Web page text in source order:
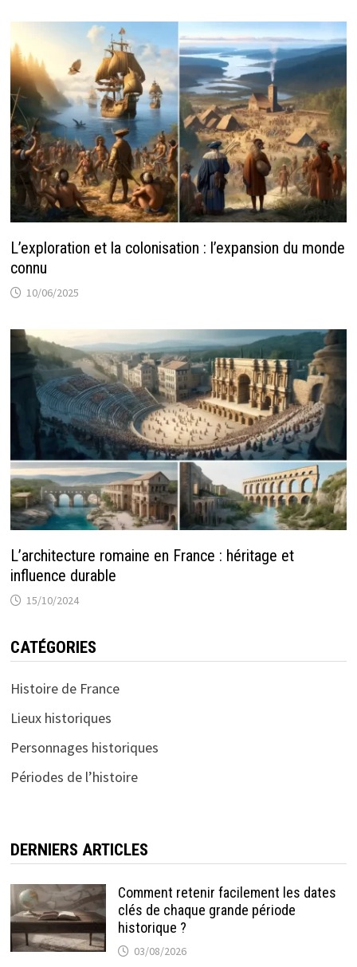
L’exploration et la colonisation : l’expansion du monde
connu
10/06/2025
L’architecture romaine en France : héritage et
influence durable
15/10/2024
CATÉGORIES
Histoire de France
Lieux historiques
Personnages historiques
Périodes de l’histoire
DERNIERS ARTICLES
Comment retenir facilement les dates
clés de chaque grande période
historique ?
03/08/2026